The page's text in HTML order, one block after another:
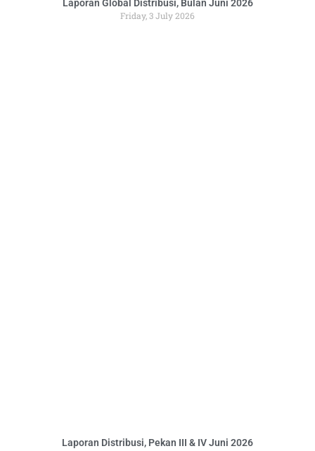
Laporan Global Distribusi, Bulan Juni 2026
Friday, 3 July 2026
Laporan Distribusi, Pekan III & IV Juni 2026